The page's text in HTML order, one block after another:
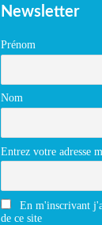
Newsletter
Prénom
Nom
Entrez votre adresse
En m'inscrivant
de ce site